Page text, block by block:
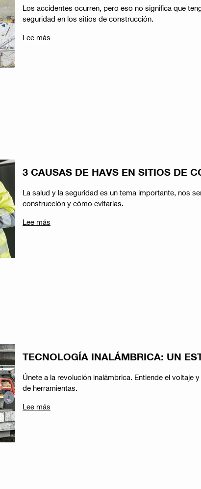
Los accidentes ocurren, pero eso no significa que
seguridad en los sitios de construcción.
Lee más
3 CAUSAS DE HAVS EN SITIOS DE
La salud y la seguridad es un tema importante, nos
construcción y cómo evitarlas.
Lee más
TECNOLOGÍA INALÁMBRICA: UN
Únete a la revolución inalámbrica. Entiende el voltaje
de herramientas.
Lee más